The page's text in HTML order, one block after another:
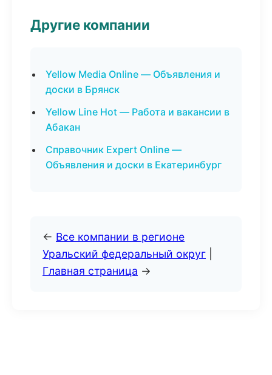
Другие компании
Yellow Media Online — Объявления и
доски в Брянск
Yellow Line Hot — Работа и вакансии в
Абакан
Справочник Expert Online —
Объявления и доски в Екатеринбург
← Все компании в регионе
Уральский федеральный округ
Главная страница →